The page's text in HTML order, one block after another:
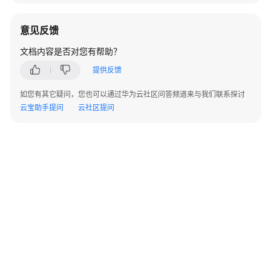
伙
伴
络
意见反馈
文档内容是否对您有帮助？
提供反馈
如您有其它疑问，您也可以通过华为云社区问答频道来与我们联系探讨
云宝助手提问
云社区提问